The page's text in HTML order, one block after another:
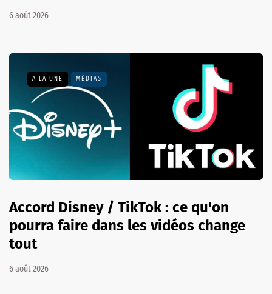
6 août 2026
A LA UNE MÉDIAS
Accord Disney / TikTok : ce qu'on
pourra faire dans les vidéos change
tout
6 août 2026